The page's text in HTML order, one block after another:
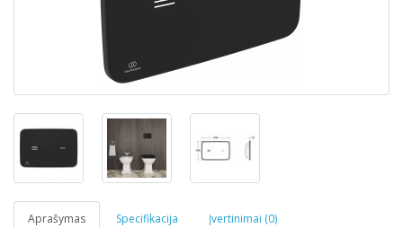
Aprašymas Specifikacija Įvertinimai (0)